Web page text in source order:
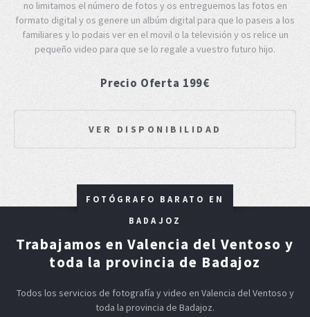
no limitamos el número de fotos y os entreguemos las fotos en
formato digital y os genere un albúm digital para que lo paseis a los
familiares y lo podais ver en el movil o la televisión y os relice un
pequeño video para que se lo regale a vuestro futuro hijo.
Precio Oferta 199€
VER DISPONIBILIDAD
FOTÓGRAFO BARATO EN
BADAJOZ
Trabajamos en Valencia del Ventoso y
toda la provincia de Badajoz
Todos los servicios de fotografía y video en Valencia del Ventoso y
toda la provincia de Badajoz.